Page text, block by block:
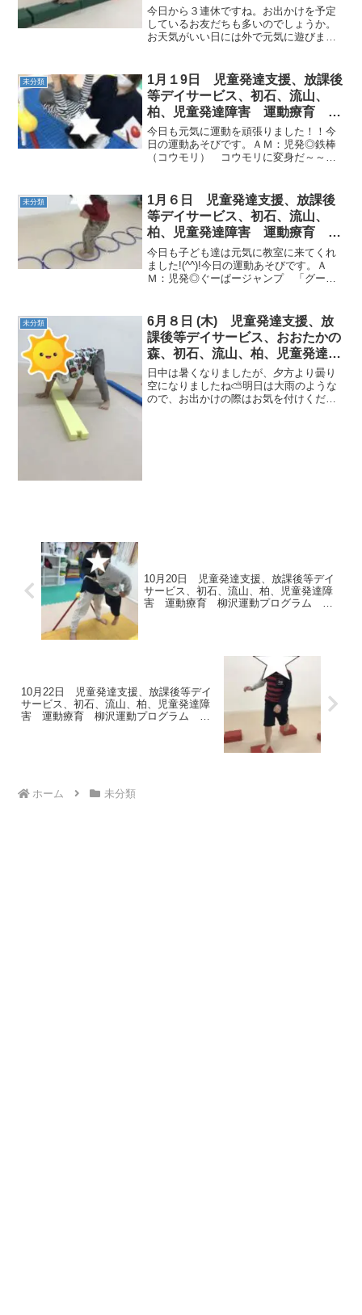
沢運動プログラム こども発達気
になる 発達障害 放デ
今日から３連休ですね。お出かけを予定
しているお友だちも多いのでしょうか。
お天気がいい日には外で元気に遊びまわ
にいい刺激も与えますね。今日の運動あ
そびです。ＡＭ◎くま →...
未分類
1月１9日 児童発達支援、放課後
等デイサービス、初石、流山、
柏、児童発達障害 運動療育 柳
沢運動プログラム こども発達気
になる 発達障害 放デ
今日も元気に運動を頑張りました！！今
日の運動あそびです。ＡＭ：児発◎鉄棒
（コウモリ） コウモリに変身だ～～逆
先生とジャンケンに挑戦だ！みんな勝て
たかな～？！◎カエル...
未分類
1月６日 児童発達支援、放課後
等デイサービス、初石、流山、
柏、児童発達障害 運動療育 柳
沢運動プログラム こども発達気
になる 発達障害 放デ
今日も子ども達は元気に教室に来てくれ
ました!(^^)!今日の運動あそびです。Ａ
Ｍ：児発◎ぐーぱージャンプ 「グー・
分で考えてできるようになりました。◎
つま先ダッシュ...
未分類
6月８日 (木) 児童発達支援、放
課後等デイサービス、おおたかの
森、初石、流山、柏、児童発達障
害 運動療育 柳沢運動プログラ
ム こども発達気になる 発達障
害 放デイ 自閉症 ADHD ア
日中は暑くなりましたが、夕方より曇り
空になりましたね⛅明日は大雨のような
ので、お出かけの際はお気を付けくださ
10月20日 児童発達支援、放課後等デイ
サービス、初石、流山、柏、児童発達障
害 運動療育 柳沢運動プログラム こ
10月22日 児童発達支援、放課後等デイ
サービス、初石、流山、柏、児童発達障
害 運動療育 柳沢運動プログラム こ
ホーム 未分類